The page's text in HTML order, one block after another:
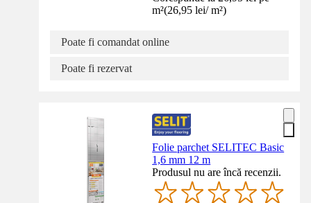
m²(26,95 lei/ m²)
Poate fi comandat online
Poate fi rezervat
Folie parchet SELITEC Basic
1,6 mm 12 m
Produsul nu are încă recenzii.